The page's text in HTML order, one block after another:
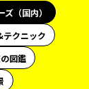
（国内）
テクニック
図鑑